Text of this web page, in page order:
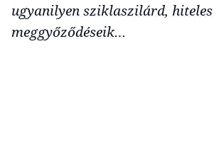
ugyanilyen sziklaszilárd, hiteles
meggyőződéseik…